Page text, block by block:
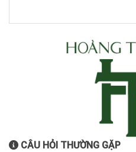
CÂU HỎI THƯỜNG GẶP